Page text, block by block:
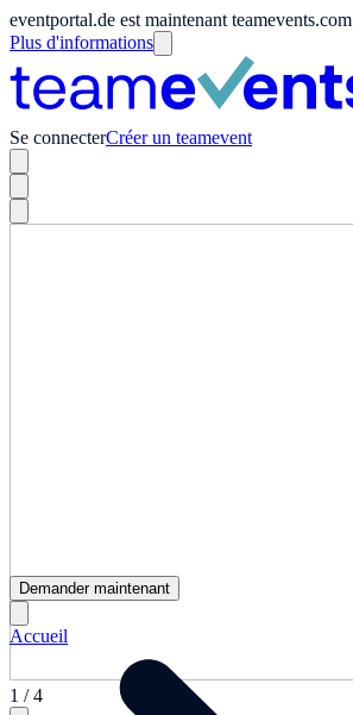
eventportal.de est maintenant teamevents.com
Plus d'informations
Se connecterCréer un teamevent
1 / 4
Demander maintenant
Accueil